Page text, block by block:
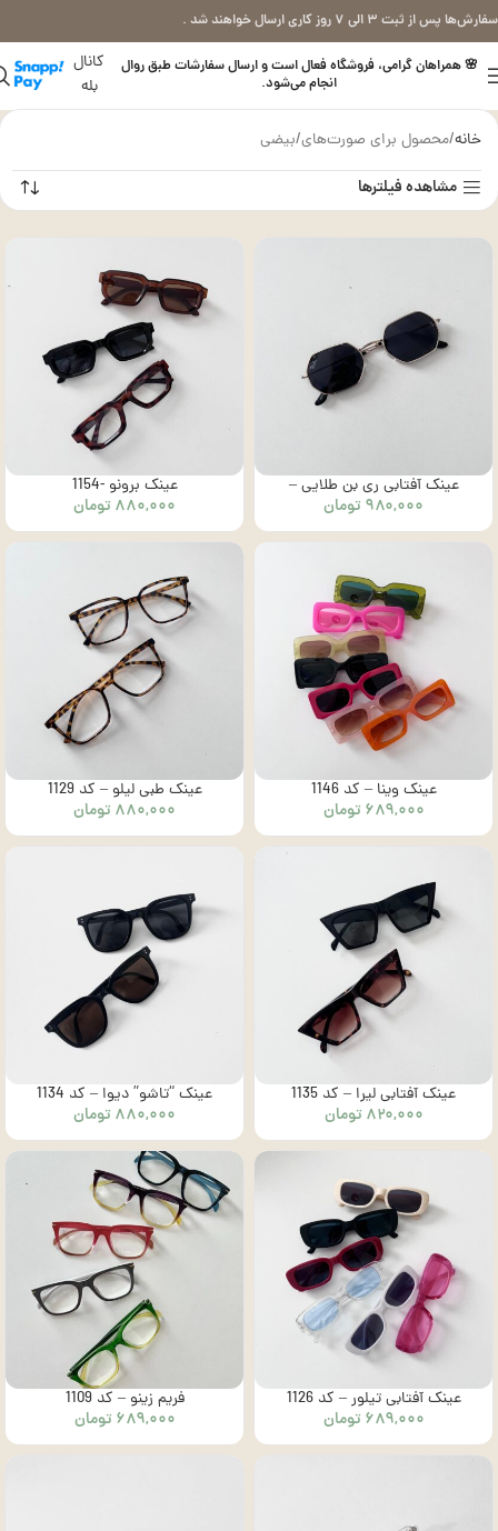
سفارش‌ها پس از ثبت ۳ الی ۷ روز کاری ارسال خواهند شد .
🌸 همراهان گرامی، فروشگاه فعال است و ارسال سفارشات طبق روال
انجام می‌شود.
کانال
بله
خانه محصول برای صورت‌های بیضی
مشاهده فیلترها
عینک آفتابی ری بن طلایی –
کد1003
۹۸۰,۰۰۰ تومان
عینک برونو -1154
۸۸۰,۰۰۰ تومان
عینک وینا – کد 1146
۶۸۹,۰۰۰ تومان
عینک طبی لیلو – کد 1129
۸۸۰,۰۰۰ تومان
عینک آفتابی لیرا – کد 1135
۸۲۰,۰۰۰ تومان
عینک “تاشو” دیوا – کد 1134
۸۸۰,۰۰۰ تومان
عینک آفتابی تیلور – کد 1126
۶۸۹,۰۰۰ تومان
فریم زینو – کد 1109
۶۸۹,۰۰۰ تومان